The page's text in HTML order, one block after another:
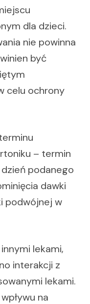
dla dzieci.
nie powinna
być
celu ochrony
– termin
podanego
dawki
podwójnej w
lekami,
interakcji z
lekami.
na